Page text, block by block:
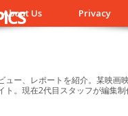
About Us Privacy
ュー、レポートを紹介。某映画
。現在2代目スタッフが編集制